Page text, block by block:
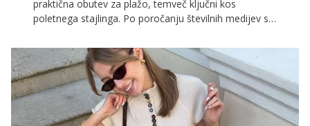
praktična obutev za plažo, temveč ključni kos
poletnega stajlinga. Po poročanju številnih medijev so
bolj elegantnimi in izrazitimi modeli, ki so preplavili
družbena omrežja.